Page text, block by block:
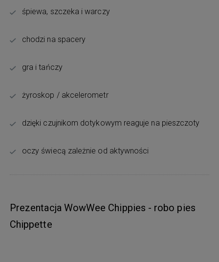
śpiewa, szczeka i warczy
chodzi na spacery
gra i tańczy
żyroskop / akcelerometr
dzięki czujnikom dotykowym reaguje na pieszczoty
oczy świecą zależnie od aktywności
Prezentacja WowWee Chippies - robo pies
Chippette